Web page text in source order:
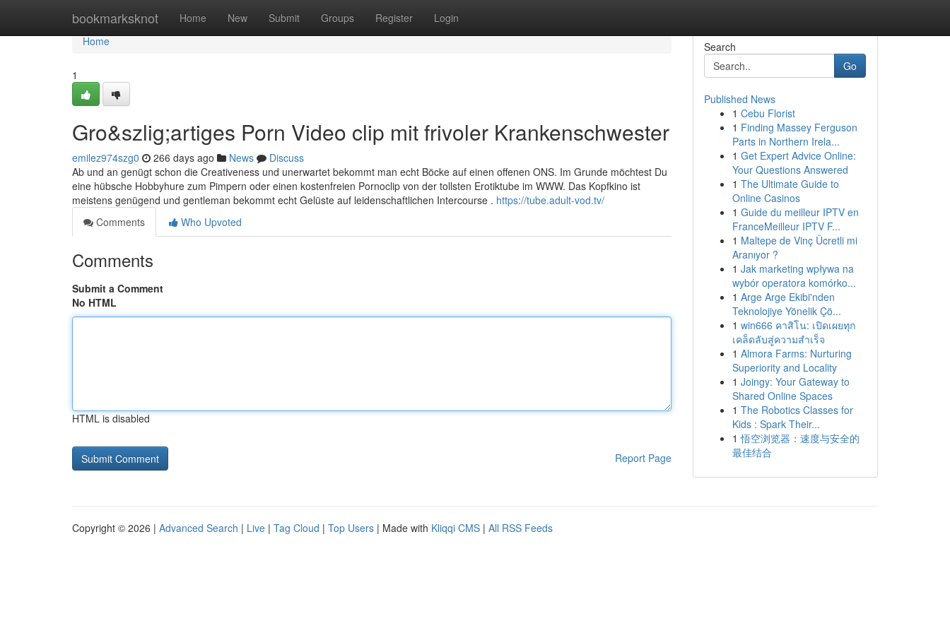
bookmarksknot Home New Submit Groups Register Login
Home
Home
1
Gro&szlig;artiges Porn Video clip mit frivoler Krankenschwester
emilez974szg0 266 days ago News
Discuss
Ab und an genügt schon die Creativeness und unerwartet bekommt man echt Böcke auf einen offenen ONS. Im Grunde möchtest Du
eine hübsche Hobbyhure zum Pimpern oder einen kostenfreien Pornoclip von der tollsten Erotiktube im WWW. Das Kopfkino ist
meistens genügend und gentleman bekommt echt Gelüste auf leidenschaftlichen Intercourse . https://tube.adult-vod.tv/
Comments
Who Upvoted
Comments
Submit a Comment
No HTML
HTML is disabled
Report Page
Search
Go
Published News
1 Cebu Florist
1 Finding Massey Ferguson
Parts in Northern Irela...
1 Get Expert Advice Online:
Your Questions Answered
1 The Ultimate Guide to
Online Casinos
1 Guide du meilleur IPTV en
FranceMeilleur IPTV F...
1 Maltepe de Vinç Ücretli mi
Aranıyor ?
1 Jak marketing wpływa na
wybór operatora komórko...
1 Arge Arge Ekibi'nden
Teknolojiye Yönelik Çö...
1 win666 คาสิโน: เปิดเผยทุก
เคล็ดลับสู่ความสำเร็จ
1 Almora Farms: Nurturing
Superiority and Locality
1 Joingy: Your Gateway to
Shared Online Spaces
1 The Robotics Classes for
Kids : Spark Their...
1 悟空浏览器：速度与安全的
最佳结合
Copyright © 2026 | Advanced Search | Live | Tag Cloud | Top Users | Made with Kliqqi CMS | All RSS Feeds